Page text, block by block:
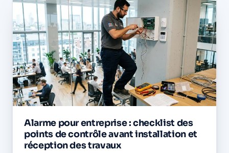
Alarme pour entreprise : checklist des
points de contrôle avant installation et
réception des travaux